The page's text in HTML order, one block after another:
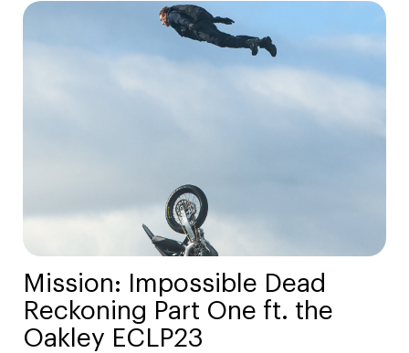
Mission: Impossible Dead
Reckoning Part One ft. the
Oakley ECLP23